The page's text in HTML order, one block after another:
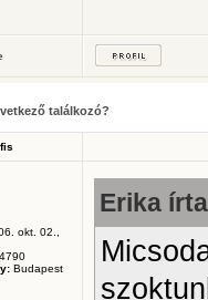
találkozó?
okt. 02.,
4790
Budapest
Erika